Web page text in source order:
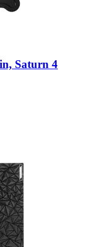
Saturn 4